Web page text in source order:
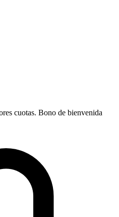
cuotas. Bono de bienvenida